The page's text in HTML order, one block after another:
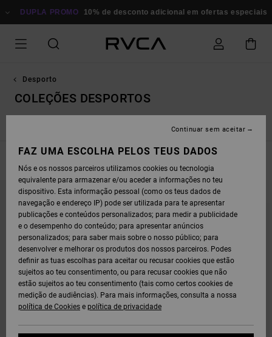
PARA
GRELHA
10% de desconto adicional em ofertas especiais Poupa Agora
Desporto
COLEÇÕES DESPORTOS
MMA & Combat Sports
AVANÇAR
PARA
PROCURAR
CRITÉRIOS
AVANÇAR
PARA
ORDENAR
FAZ UMA ESCOLHA PELOS TEUS DADOS
Nós e os nossos parceiros utilizamos cookies ou tecnologia
equivalente para armazenar e/ou aceder a informações no teu
dispositivo. Esta informação pessoal (como os teus dados de
navegação e endereço IP) pode ser utilizada para te apresentar
publicações e conteúdos personalizados; para medir a publicidade
e o desempenho do conteúdo; para apresentar anúncios
personalizados; para saber mais sobre o nosso público; para
desenvolver e melhorar os produtos dos nossos parceiros. Podes
definir as tuas escolhas para aceitar ou recusar cookies que estão
sujeitos ao teu consentimento, ou para recusar cookies que não
estão sujeitos ao teu consentimento (tais como certos cookies de
medição de audiências). Para mais informações, consulta a nossa
política de Cookies e política de privacidade
Continuar sem aceitar